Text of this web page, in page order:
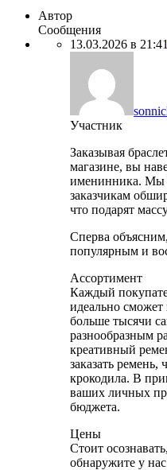
Автор
Сообщения
13.03.2026 в 21:41
Участник
Заказывая
магазине, вы
именинника. Мы
заказчикам
что подарят
Сперва
популярным и
Ассортимент
Каждый
идеально
больше тысячи
разнообразным
креативный
заказать ремень,
крокодила. В
ваших личных
бюджета.
Цены
Стоит
обнаружите у